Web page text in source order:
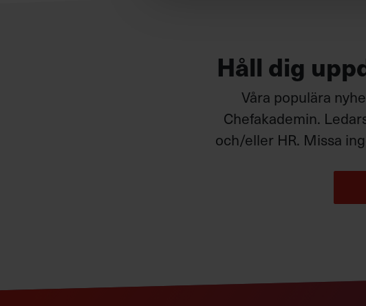
Håll dig
Våra populära
Chefakademin.
och/eller HR. Missa